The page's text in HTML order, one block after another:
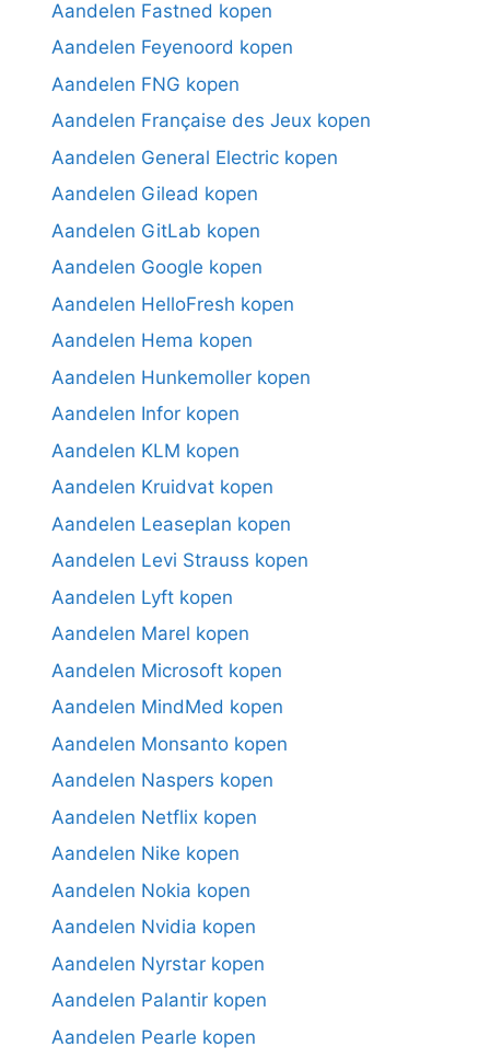
Aandelen Fastned kopen
Aandelen Feyenoord kopen
Aandelen FNG kopen
Aandelen Française des Jeux kopen
Aandelen General Electric kopen
Aandelen Gilead kopen
Aandelen GitLab kopen
Aandelen Google kopen
Aandelen HelloFresh kopen
Aandelen Hema kopen
Aandelen Hunkemoller kopen
Aandelen Infor kopen
Aandelen KLM kopen
Aandelen Kruidvat kopen
Aandelen Leaseplan kopen
Aandelen Levi Strauss kopen
Aandelen Lyft kopen
Aandelen Marel kopen
Aandelen Microsoft kopen
Aandelen MindMed kopen
Aandelen Monsanto kopen
Aandelen Naspers kopen
Aandelen Netflix kopen
Aandelen Nike kopen
Aandelen Nokia kopen
Aandelen Nvidia kopen
Aandelen Nyrstar kopen
Aandelen Palantir kopen
Aandelen Pearle kopen